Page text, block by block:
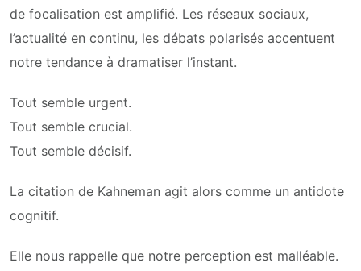
de focalisation est amplifié. Les réseaux sociaux,
l’actualité en continu, les débats polarisés accentuent
notre tendance à dramatiser l’instant.
Tout semble urgent.
Tout semble crucial.
Tout semble décisif.
La citation de Kahneman agit alors comme un antidote
cognitif.
Elle nous rappelle que notre perception est malléable.